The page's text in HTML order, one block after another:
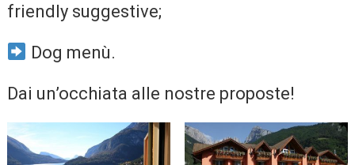
friendly suggestive;
Dog menù.
Dai un’occhiata alle nostre proposte!